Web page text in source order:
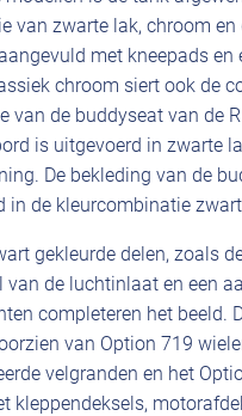
van zwarte lak, chroom
met kneepads en
chroom siert ook de
van de buddyseat van de
is uitgevoerd in zwarte
De bekleding van de
in de kleurcombinatie zwart
gekleurde delen, zoals
van de luchtinlaat en een
completeren het beeld.
van Option 719
velgranden en het
kleppendeksels,